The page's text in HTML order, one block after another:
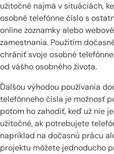
užitočné najmä v situáciách,
osobné telefónne číslo s
online zoznamky alebo
zamestnania. Použitím
chrániť svoje osobné
od vášho osobného života.
Ďalšou výhodou používania
telefónneho čísla je možnosť
potom ho zahodiť, keď už nie
užitočné, ak potrebujete
napríklad na dočasnú prácu
projektu môžete jednoducho